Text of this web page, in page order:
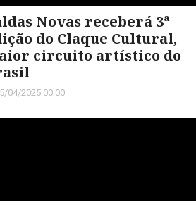
Novas receberá 3ª
do Claque Cultural,
circuito artístico do
04/2025 00:00